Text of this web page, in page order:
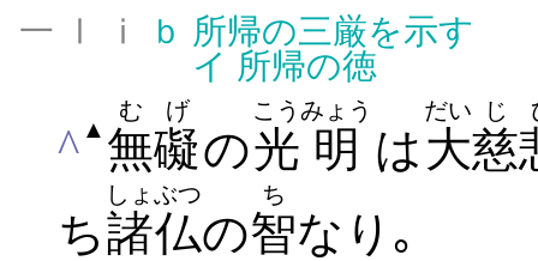
一 Ⅰ ⅰ ｂ 所帰の三厳を示す
イ 所帰の徳
^ ▲ 無礙
むげ
の光
こう
明
みょう
は大
だい
慈
じ
ち諸仏
しょぶつ
の智
ち
なり｡